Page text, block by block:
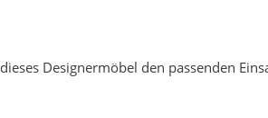
Designermöbel den passenden